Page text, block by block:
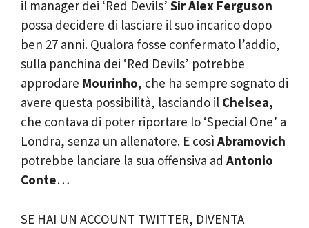
il manager dei ‘Red Devils’ Sir Alex Ferguson
possa decidere di lasciare il suo incarico dopo
ben 27 anni. Qualora fosse confermato l’addio,
sulla panchina dei ‘Red Devils’ potrebbe
approdare Mourinho, che ha sempre sognato di
avere questa possibilità, lasciando il Chelsea,
che contava di poter riportare lo ‘Special One’ a
Londra, senza un allenatore. E così Abramovich
potrebbe lanciare la sua offensiva ad Antonio
Conte…
SE HAI UN ACCOUNT TWITTER, DIVENTA